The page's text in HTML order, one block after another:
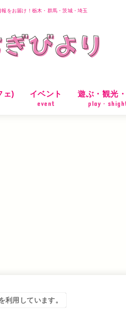
をお届け！栃木・群馬・茨城・埼玉
ェ) イベント
event
遊ぶ・観光
play・
利用しています。